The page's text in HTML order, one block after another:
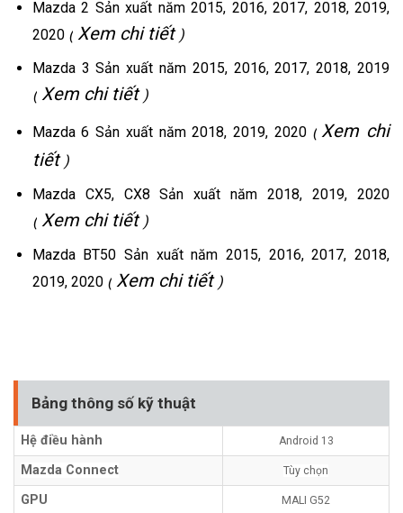
Mazda 2 Sản xuất năm 2015, 2016, 2017, 2018, 2019,
2020 ( Xem chi tiết )
Mazda 3 Sản xuất năm 2015, 2016, 2017, 2018, 2019
( Xem chi tiết )
Mazda 6 Sản xuất năm 2018, 2019, 2020 ( Xem chi
tiết )
Mazda CX5, CX8 Sản xuất năm 2018, 2019, 2020
( Xem chi tiết )
Mazda BT50 Sản xuất năm 2015, 2016, 2017, 2018,
2019, 2020 ( Xem chi tiết )
Bảng thông số kỹ thuật
Hệ điều hành Android 13
Mazda Connect Tùy chọn
GPU MALI G52